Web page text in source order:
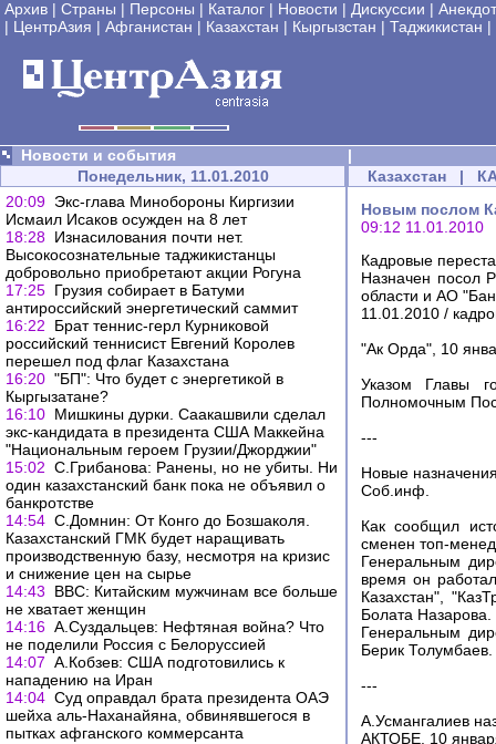
Архив | Страны | Персоны | Каталог | Новости | Дискуссии |
| ЦентрАзия | Афганистан | Казахстан | Кыргызстан | Таджикистан |
Новости и события
|
Понедельник, 11.01.2010
20:09 Экс-глава Минобороны Киргизии
Исмаил Исаков осужден на 8 лет
18:28 Изнасилования почти нет.
Высокосознательные таджикистанцы
добровольно приобретают акции Рогуна
17:25 Грузия собирает в Батуми
антироссийский энергетический саммит
16:22
Брат теннис-герл Курниковой
российский теннисист Евгений Королев
перешел под флаг Казахстана
16:20 "БП": Что будет с энергетикой в
Кыргызатане?
16:10 Мишкины дурки. Саакашвили сделал
экс-кандидата в президента США Маккейна
"Национальным героем Грузии/Джорджии"
15:02 С.Грибанова: Ранены, но не убиты. Ни
один казахстанский банк пока не объявил о
банкротстве
14:54 С.Домнин: От Конго до Бозшаколя.
Казахстанский ГМК будет наращивать
производственную базу, несмотря на кризис
и снижение цен на сырье
14:43
ВВС: Китайским мужчинам все больше
не хватает женщин
14:16 А.Суздальцев: Нефтяная война? Что
не поделили Россия с Белоруссией
14:07 А.Кобзев: США подготовились к
нападению на Иран
14:04 Суд оправдал брата президента ОАЭ
шейха аль-Наханайяна, обвинявшегося в
пытках афганского коммерсанта
Казахстан |
Новым послом
09:12 11.01.2010
Кадровые
Назначен посол
области и АО
11.01.2010 /
"Ак Орда", 10
Указом Главы
Полномочным
---
Новые
Соб.инф.
Как сообщил
сменен топ-
Генеральным
время он
Казахстан",
Болата Назарова.
Генеральным
Берик
---
А.Усмангалиев
АКТОБЕ. 10